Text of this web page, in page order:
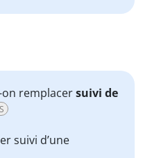
on remplacersuivi de
suivi d’une